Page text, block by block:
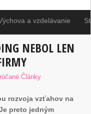
a vzdelávanie
NEBOL LEN
Články
rozvoja vzťahov na
preto jedným